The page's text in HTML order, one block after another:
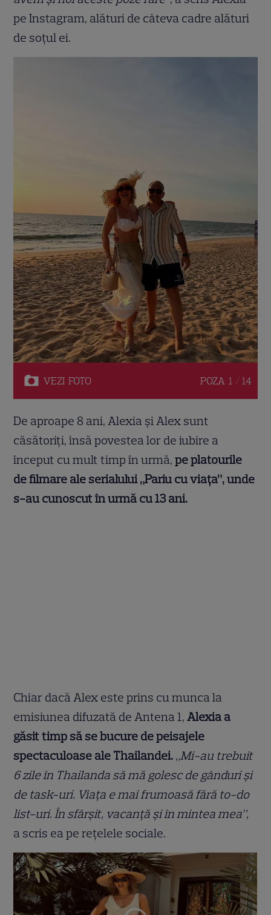
pe Instagram, alături de câteva cadre alături
de soțul ei.
VEZI FOTO POZA 1 / 14
De aproape 8 ani, Alexia și Alex sunt
căsătoriți, însă povestea lor de iubire a
început cu mult timp în urmă,pe platourile
de filmare ale serialului „Pariu cu viața”, unde
s-au cunoscut în urmă cu 13 ani.
Chiar dacă Alex este prins cu munca la
emisiunea difuzată de Antena 1,Alexia a
găsit timp să se bucure de peisajele
spectaculoase ale Thailandei. „Mi-au trebuit
6 zile în Thailanda să mă golesc de gânduri și
de task-uri. Viața e mai frumoasă fără to-do
list-uri. În sfârșit, vacanță și în mintea mea”,
a scris ea pe rețelele sociale.